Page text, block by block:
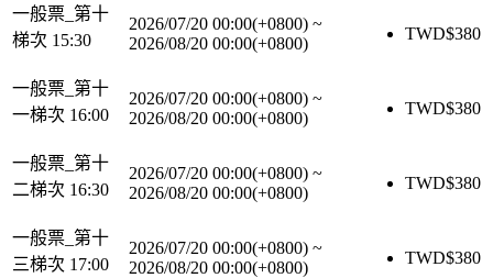
一般票_第十
梯次 15:30
2026/07/20 00:00(+0800) ~
2026/08/20 00:00(+0800)
TWD$380
一般票_第十
一梯次 16:00
2026/07/20 00:00(+0800) ~
2026/08/20 00:00(+0800)
TWD$380
一般票_第十
二梯次 16:30
2026/07/20 00:00(+0800) ~
2026/08/20 00:00(+0800)
TWD$380
一般票_第十
三梯次 17:00
2026/07/20 00:00(+0800) ~
2026/08/20 00:00(+0800)
TWD$380